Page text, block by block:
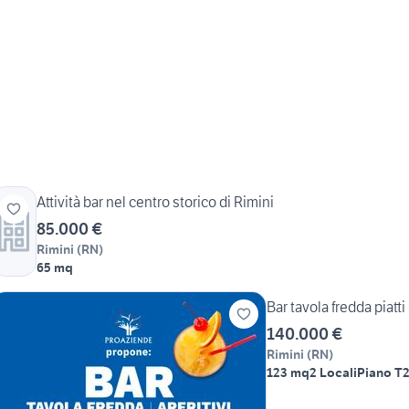
Attività bar nel centro storico di Rimini
85.000 €
Rimini (RN)
65 mq
Bar tavola fredda piatti
140.000 €
Rimini (RN)
123 mq2 LocaliPiano T